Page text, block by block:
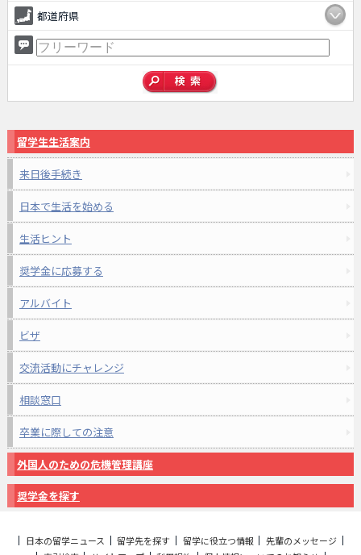
都道府県
留学生生活案内
来日後手続き
日本で生活を始める
生活ヒント
奨学金に応募する
アルバイト
ビザ
交流活動にチャレンジ
相談窓口
卒業に際しての注意
外国人のための危機管理講座
奨学金を探す
日本の留学ニュース 留学先を探す 留学に役立つ情報
先輩のメッセージ